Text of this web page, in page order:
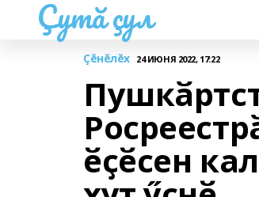
Çутă çул
Çĕнĕлĕх 24 ИЮНЯ 2022, 17:22
ӗҫӗсен